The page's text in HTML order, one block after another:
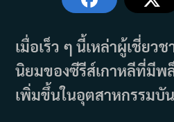
เมื่อเร็ว ๆ นี้เหล่าผู้เชี่ยว
นิยมของซีรีส์เกาหลีที่มีพ
เพิ่มขึ้นในอุตสาหกรรมบั